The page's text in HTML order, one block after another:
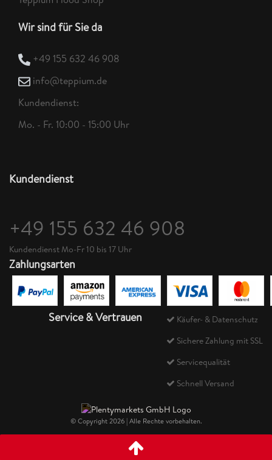
Wir sind für Sie da
+49 155 632 46 908
info@teppium.de
Kundendienst:
Mo. - Fr. 10:00 - 15:00 Uhr
Kundendienst
+49 155 632 46 908
Kundendienst Mo-Fr 10 bis 17 Uhr
Zahlungsarten
Service & Vertrauen
Käufer- & Datenschutz
Sichere Zahlung mit SSL
Servicequalität
Schnell Versand
© Copyright 2026 | Alle Rechte vorbehalten.